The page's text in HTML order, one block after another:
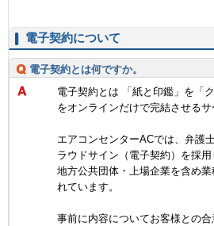
電子契約について
電子契約とは何ですか。
電子契約とは 「紙と印鑑」を「
をオンラインだけで完結させるサ
エアコンセンターACでは、弁護
ラウドサイン（電子契約）を採
地方公共団体・上場企業を含め
れています。
事前に内容についてお客様との